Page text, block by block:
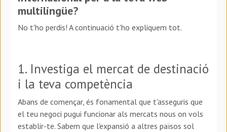
multilingüe?
No t'ho perdis! A continuació t'ho expliquem tot.
1. Investiga el mercat de destinació
i la teva competència
Abans de començar, és fonamental que t'asseguris que
el teu negoci pugui funcionar als mercats nous on vols
establir-te. Sabem que l'expansió a altres països sol